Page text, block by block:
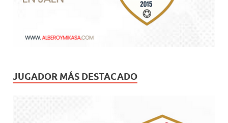
JUGADOR MÁS DESTACADO